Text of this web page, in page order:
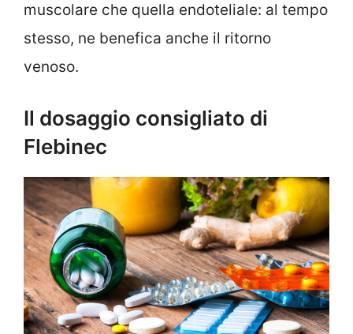
muscolare che quella endoteliale: al tempo
stesso, ne benefica anche il ritorno
venoso.
Il dosaggio consigliato di
Flebinec